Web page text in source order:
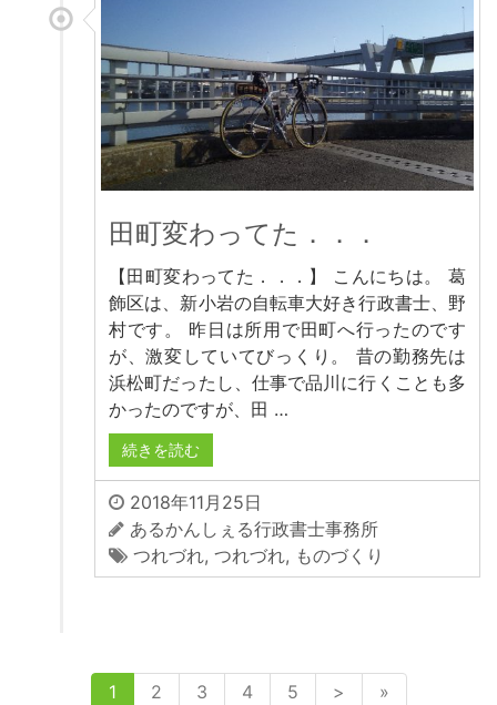
田町変わってた．．．
【田町変わってた．．．】 こんにちは。 葛
飾区は、新小岩の自転車大好き行政書士、野
村です。 昨日は所用で田町へ行ったのです
が、激変していてびっくり。 昔の勤務先は
浜松町だったし、仕事で品川に行くことも多
かったのですが、田 …
続きを読む
2018年11月25日
あるかんしぇる行政書士事務所
つれづれ, つれづれ, ものづくり
1 2 3 4 5 > »